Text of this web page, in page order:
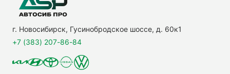
г. Новосибирск, Гусинобродское шоссе, д. 60к1
+7 (383) 207-86-84